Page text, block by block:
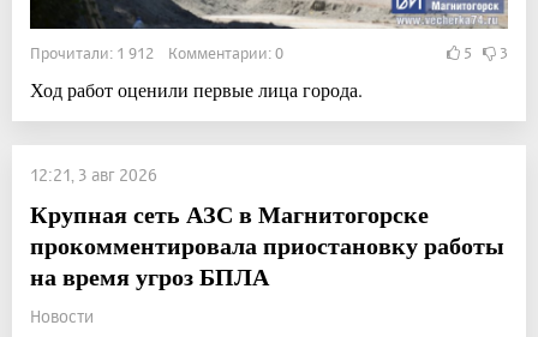
Прочитали: 1 912 Комментарии: 0 5 3
Ход работ оценили первые лица города.
12:21, 3 авг 2026
Крупная сеть АЗС в Магнитогорске
прокомментировала приостановку работы
на время угроз БПЛА
Новости